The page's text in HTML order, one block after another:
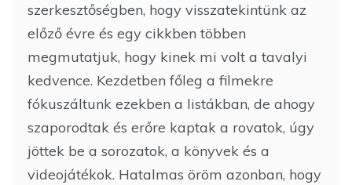
szerkesztőségben, hogy visszatekintünk az
előző évre és egy cikkben többen
megmutatjuk, hogy kinek mi volt a tavalyi
kedvence. Kezdetben főleg a filmekre
fókuszáltunk ezekben a listákban, de ahogy
szaporodtak és erőre kaptak a rovatok, úgy
jöttek be a sorozatok, a könyvek és a
videojátékok. Hatalmas öröm azonban, hogy